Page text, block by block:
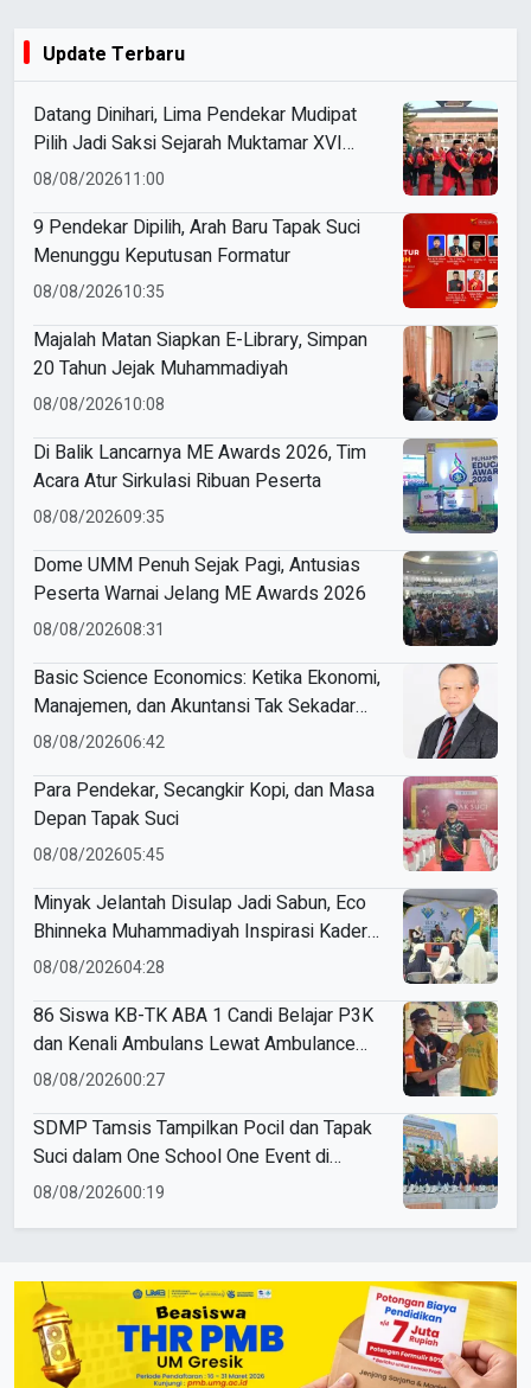
Update Terbaru
Datang Dinihari, Lima Pendekar Mudipat
Pilih Jadi Saksi Sejarah Muktamar XVI
Tapak Suci
08/08/202611:00
9 Pendekar Dipilih, Arah Baru Tapak Suci
Menunggu Keputusan Formatur
08/08/202610:35
Majalah Matan Siapkan E-Library, Simpan
20 Tahun Jejak Muhammadiyah
08/08/202610:08
Di Balik Lancarnya ME Awards 2026, Tim
Acara Atur Sirkulasi Ribuan Peserta
08/08/202609:35
Dome UMM Penuh Sejak Pagi, Antusias
Peserta Warnai Jelang ME Awards 2026
08/08/202608:31
Basic Science Economics: Ketika Ekonomi,
Manajemen, dan Akuntansi Tak Sekadar
Bicara Angka
08/08/202606:42
Para Pendekar, Secangkir Kopi, dan Masa
Depan Tapak Suci
08/08/202605:45
Minyak Jelantah Disulap Jadi Sabun, Eco
Bhinneka Muhammadiyah Inspirasi Kader
Nasyiatul Aisyiyah
08/08/202604:28
86 Siswa KB-TK ABA 1 Candi Belajar P3K
dan Kenali Ambulans Lewat Ambulance
Goes to Schools
08/08/202600:27
SDMP Tamsis Tampilkan Pocil dan Tapak
Suci dalam One School One Event di
Mojokerto
08/08/202600:19